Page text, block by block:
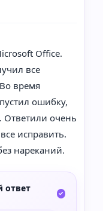
Office.
все
время
ошибку,
Ответили очень
исправить.
нареканий.
ответ